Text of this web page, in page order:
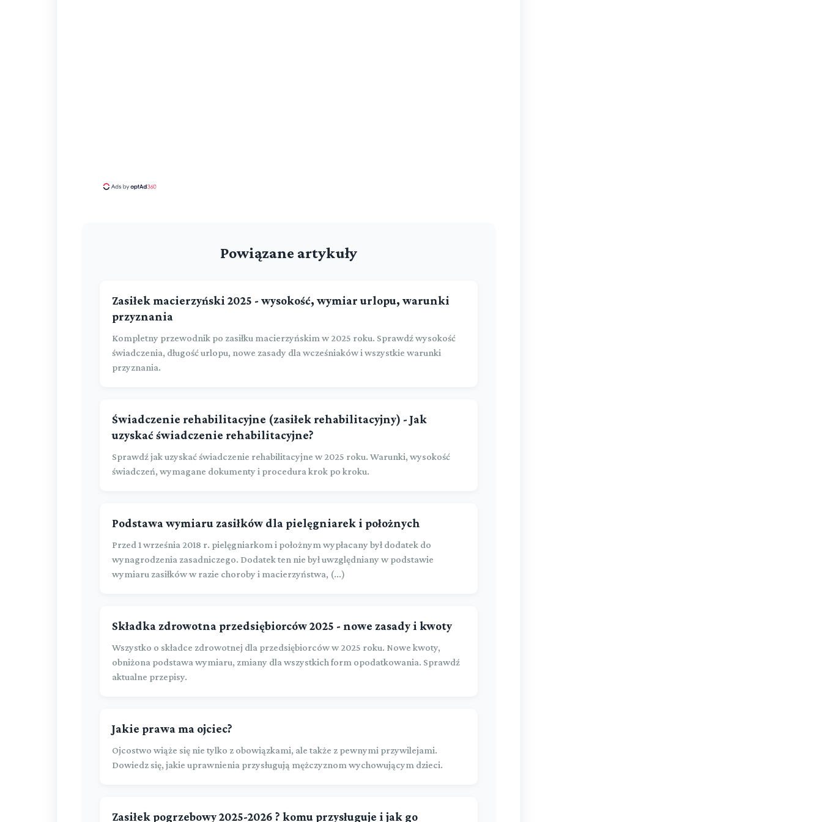
Powiązane artykuły
Zasiłek macierzyński 2025 - wysokość, wymiar urlopu, warunki
przyznania
Kompletny przewodnik po zasiłku macierzyńskim w 2025 roku. Sprawdź wysokość
świadczenia, długość urlopu, nowe zasady dla wcześniaków i wszystkie warunki
przyznania.
Świadczenie rehabilitacyjne (zasiłek rehabilitacyjny) - Jak
uzyskać świadczenie rehabilitacyjne?
Sprawdź jak uzyskać świadczenie rehabilitacyjne w 2025 roku. Warunki, wysokość
świadczeń, wymagane dokumenty i procedura krok po kroku.
Podstawa wymiaru zasiłków dla pielęgniarek i położnych
Przed 1 września 2018 r. pielęgniarkom i położnym wypłacany był dodatek do
wynagrodzenia zasadniczego. Dodatek ten nie był uwzględniany w podstawie
wymiaru zasiłków w razie choroby i macierzyństwa, (...)
Składka zdrowotna przedsiębiorców 2025 - nowe zasady i kwoty
Wszystko o składce zdrowotnej dla przedsiębiorców w 2025 roku. Nowe kwoty,
obniżona podstawa wymiaru, zmiany dla wszystkich form opodatkowania. Sprawdź
aktualne przepisy.
Jakie prawa ma ojciec?
Ojcostwo wiąże się nie tylko z obowiązkami, ale także z pewnymi przywilejami.
Dowiedz się, jakie uprawnienia przysługują mężczyznom wychowującym dzieci.
Zasiłek pogrzebowy 2025-2026 ? komu przysługuje i jak go